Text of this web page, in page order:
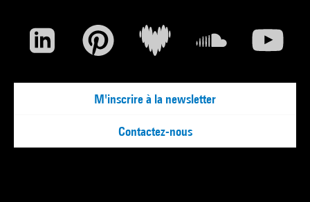
M'inscrire à la newsletter
Contactez-nous